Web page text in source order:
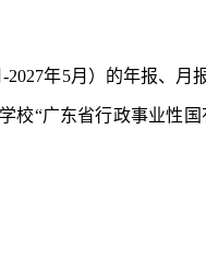
-2027年5月） 的年报、月
校“广东省行政事业性